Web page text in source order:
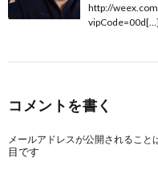
http://
vipCode=00d[…]
コメントを書く
メールアドレスが公開されること
目です